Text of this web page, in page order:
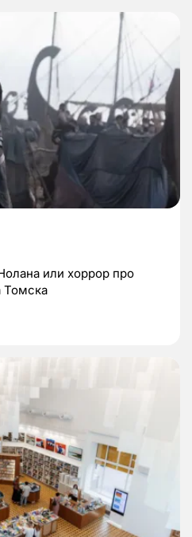
или хоррор про
Томска